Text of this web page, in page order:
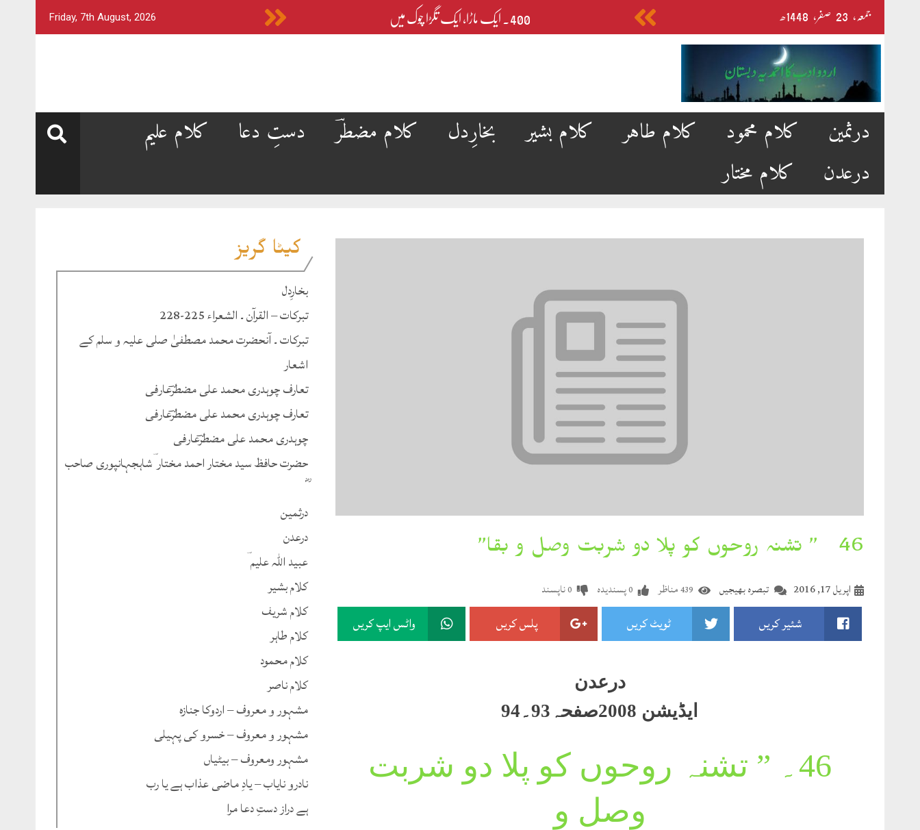
Skip
to
content
جمعہ‬‮، 23 صفر‬، 400۔ ایک ماڑا، ایک تگڑا چوک میں Friday, 7th August, 2026
درثمین کلام محمود کلام طاہر کلام بشیر بخارِدل کلام مضطرؔ دستِ دعا
کلام علیم
درعدن
کلام مختار
کیٹا گریز
بخارِدل
تبرکات – القرآن ۔ الشعراء 225-228
تبرکات ۔ آنحضرت محمد مصطفیٰ صلی علیہ و سلم کے
اشعار
تعارف چوہدری محمد علی مضطرؔعارفی
تعارف چوہدری محمد علی مضطرؔعارفی
چوہدری محمد علی مضطرؔعارفی
حضرت حافظ سید مختار احمد مختار ؔشاہجہانپوری صاحب
ؓ
درثمین
درعدن
عبید اللہ علیم ؔ
کلام بشیر
کلام شریف
کلام طاہر
کلام محمود
کلام ناصر
مشہور و معروف – اردوکا جنازہ
مشہور و معروف – خسرو کی پہیلی
مشہور ومعروف – بیٹیاں
نادرو نایاب – یادِ ماضی عذاب ہے یا رب
ہے دراز دستِ دعا مرا
46۔ ” تشنہ روحوں کو پلا دو شربت وصل و بقا”
تبصرہ بھیجیں اپریل 17, 2016 439مناظر 0پسندیدہ 0ناپسند
شئیر کریں ٹویٹ کریں پلس کریں واٹس ایپ کریں
درعدن
ایڈیشن 2008صفحہ93۔94
46۔
” تشنہ روحوں کو پلا دو شربت
وصل و